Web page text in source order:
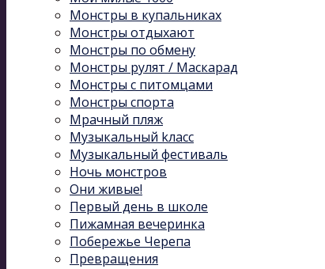
Монстры в купальниках
Монстры отдыхают
Монстры по обмену
Монстры рулят / Маскарад
Монстры с питомцами
Монстры спорта
Мрачный пляж
Музыкальный kласс
Музыкальный фестиваль
Ночь монстров
Они живые!
Первый день в школе
Пижамная вечеринка
Побережье Черепа
Превращения